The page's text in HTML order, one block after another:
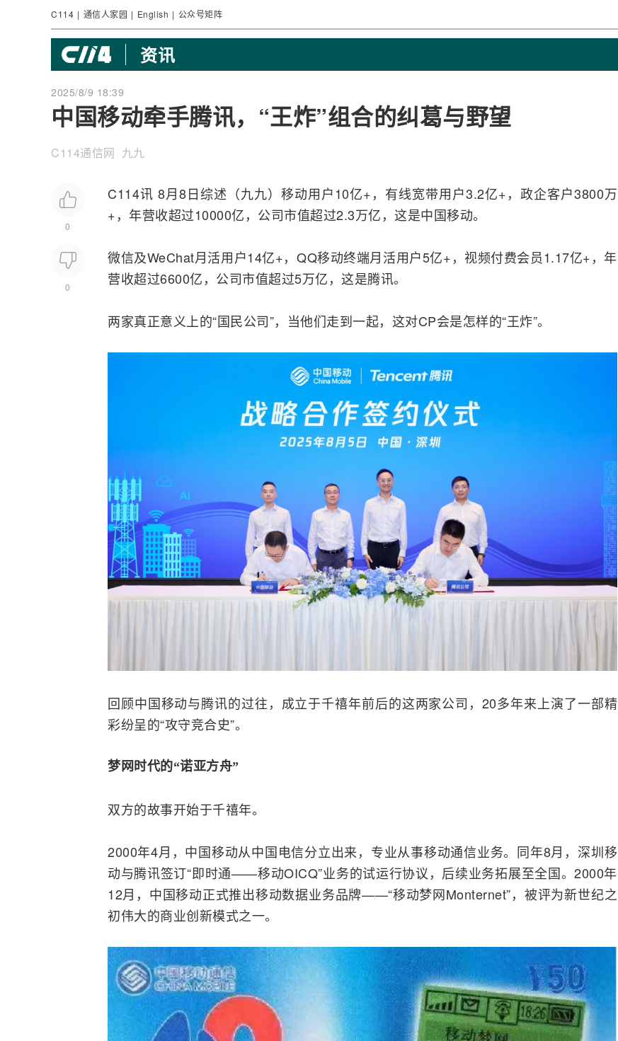
C114 | 通信人家园 | English | 公众号矩阵
资讯
2025/8/9 18:39
中国移动牵手腾讯，“王炸”组合的纠葛与野望
C114通信网 九九
0
0
C114讯 8月8日综述（九九）移动用户10亿+，有线宽带用户3.2亿+，政企客户3800万
+，年营收超过10000亿，公司市值超过2.3万亿，这是中国移动。
微信及WeChat月活用户14亿+，QQ移动终端月活用户5亿+，视频付费会员1.17亿+，年
营收超过6600亿，公司市值超过5万亿，这是腾讯。
两家真正意义上的“国民公司”，当他们走到一起，这对CP会是怎样的“王炸”。
回顾中国移动与腾讯的过往，成立于千禧年前后的这两家公司，20多年来上演了一部精
彩纷呈的“攻守竞合史”。
梦网时代的“诺亚方舟”
双方的故事开始于千禧年。
2000年4月，中国移动从中国电信分立出来，专业从事移动通信业务。同年8月，深圳移
动与腾讯签订“即时通——移动OICQ”业务的试运行协议，后续业务拓展至全国。2000年
12月，中国移动正式推出移动数据业务品牌——“移动梦网Monternet”，被评为新世纪之
初伟大的商业创新模式之一。